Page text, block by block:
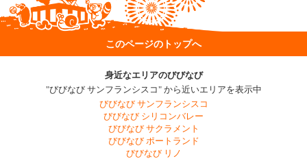
このページのトップへ
身近なエリアのびびなび
"びびなび サンフランシスコ" から近いエリアを表示中
びびなび サンフランシスコ
びびなび シリコンバレー
びびなび サクラメント
びびなび ポートランド
びびなび リノ